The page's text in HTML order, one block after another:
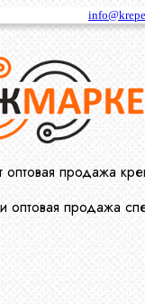
продажа
оптовая продажа